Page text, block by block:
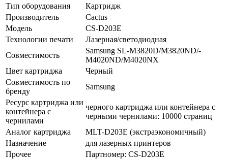
Тип оборудования
Картридж
Производитель
Cactus
Модель
CS-D203E
Технологии печати
Лазерная/­светодиодная
Совместимость
Samsung SL-M3820D/­M3820ND/­
M4020ND/­M4020NX
Цвет картриджа
Черный
Совместимость по
бренду
Samsung
Ресурс картриджа или
контейнера с
чернилами
черного картриджа или контейнера с
черными чернилами: 10000 страниц
Аналог картриджа
MLT-D203E (экстраэкономичный)
Назначение
для лазерных принтеров
Прочее
Партномер: CS-D203E